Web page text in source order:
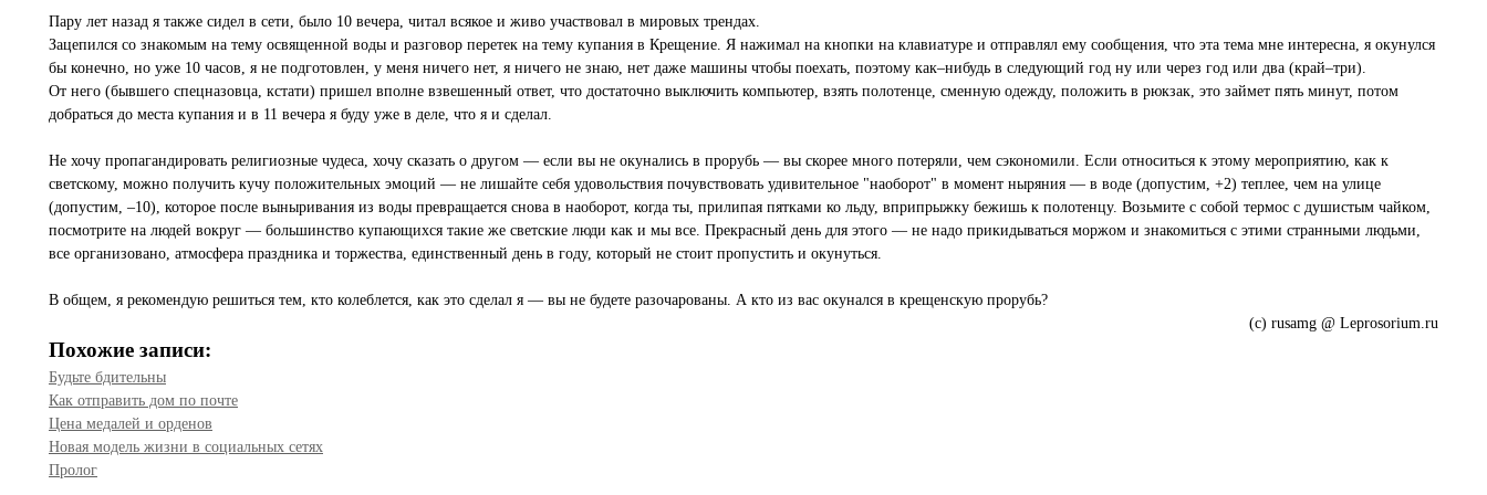
Пару лет назад я также сидел в сети, было 10 вечера, читал всякое и живо участвовал в мировых трендах.
Зацепился со знакомым на тему освященной воды и разговор перетек на тему купания в Крещение. Я нажимал на кнопки на клавиатуре и отправлял ему сообщения, что эта тема мне интересна, я окунулся
бы конечно, но уже 10 часов, я не подготовлен, у меня ничего нет, я ничего не знаю, нет даже машины чтобы поехать, поэтому как–нибудь в следующий год ну или через год или два (край–три).
От него (бывшего спецназовца, кстати) пришел вполне взвешенный ответ, что достаточно выключить компьютер, взять полотенце, сменную одежду, положить в рюкзак, это займет пять минут, потом
добраться до места купания и в 11 вечера я буду уже в деле, что я и сделал.
Не хочу пропагандировать религиозные чудеса, хочу сказать о другом — если вы не окунались в прорубь — вы скорее много потеряли, чем сэкономили. Если относиться к этому мероприятию, как к
светскому, можно получить кучу положительных эмоций — не лишайте себя удовольствия почувствовать удивительное "наоборот" в момент ныряния — в воде (допустим, +2) теплее, чем на улице
(допустим, –10), которое после выныривания из воды превращается снова в наоборот, когда ты, прилипая пятками ко льду, вприпрыжку бежишь к полотенцу. Возьмите с собой термос с душистым чайком,
посмотрите на людей вокруг — большинство купающихся такие же светские люди как и мы все. Прекрасный день для этого — не надо прикидываться моржом и знакомиться с этими странными людьми,
все организовано, атмосфера праздника и торжества, единственный день в году, который не стоит пропустить и окунуться.
В общем, я рекомендую решиться тем, кто колеблется, как это сделал я — вы не будете разочарованы. А кто из вас окунался в крещенскую прорубь?
(с) rusamg @ Leprosorium.ru
Похожие записи:
Будьте бдительны
Как отправить дом по почте
Цена медалей и орденов
Новая модель жизни в социальных сетях
Пролог